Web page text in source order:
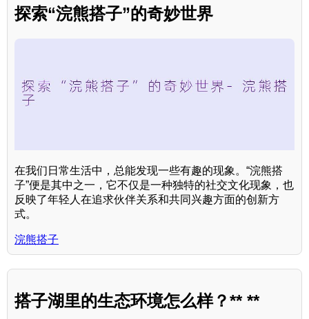
探索“浣熊搭子”的奇妙世界
在我们日常生活中，总能发现一些有趣的现象。“浣熊搭
子”便是其中之一，它不仅是一种独特的社交文化现象，也
反映了年轻人在追求伙伴关系和共同兴趣方面的创新方
式。
浣熊搭子
搭子湖里的生态环境怎么样？** **